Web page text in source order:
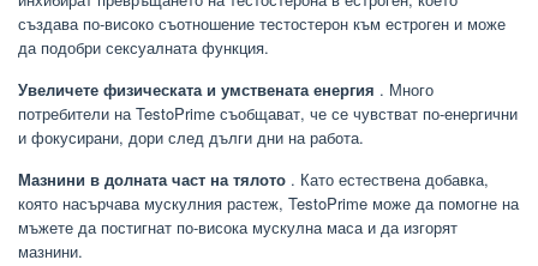
създава по-високо съотношение тестостерон към естроген и може
да подобри сексуалната функция.
Увеличете физическата и умствената енергия . Много
потребители на TestoPrime съобщават, че се чувстват по-енергични
и фокусирани, дори след дълги дни на работа.
Мазнини в долната част на тялото . Като естествена добавка,
която насърчава мускулния растеж, TestoPrime може да помогне на
мъжете да постигнат по-висока мускулна маса и да изгорят
мазнини.